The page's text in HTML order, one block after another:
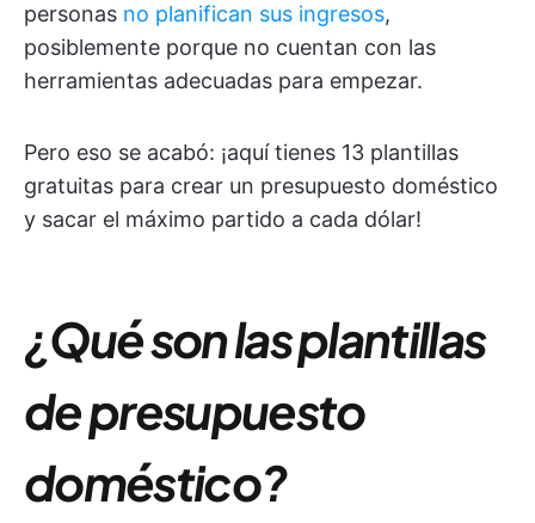
personas no planifican sus ingresos,
posiblemente porque no cuentan con las
herramientas adecuadas para empezar.
Pero eso se acabó: ¡aquí tienes 13 plantillas
gratuitas para crear un presupuesto doméstico
y sacar el máximo partido a cada dólar!
¿Qué son las plantillas
de presupuesto
doméstico?